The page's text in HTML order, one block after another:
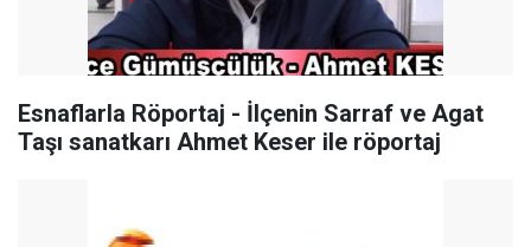
Esnaflarla Röportaj - İlçenin Sarraf ve Agat
Taşı sanatkarı Ahmet Keser ile röportaj